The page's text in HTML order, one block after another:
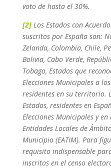
voto de hasta el 30%.
[2] Los Estados con
suscritos por España son:
Zelanda, Colombia, Chile,
Bolivia, Cabo Verde,
Tobago, Estados que
Elecciones Municipales a
residentes en su territorio.
Estados, residentes en
Elecciones Municipales y
Entidades Locales de
Municipio (EATIM). Para
requisito indispensable
inscritos en el censo